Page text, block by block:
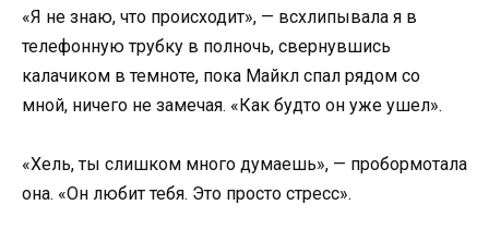
«Я не знаю, что происходит», — всхлипывала я в
телефонную трубку в полночь, свернувшись
калачиком в темноте, пока Майкл спал рядом со
мной, ничего не замечая. «Как будто он уже ушел».
«Хель, ты слишком много думаешь», — пробормотала
она. «Он любит тебя. Это просто стресс».